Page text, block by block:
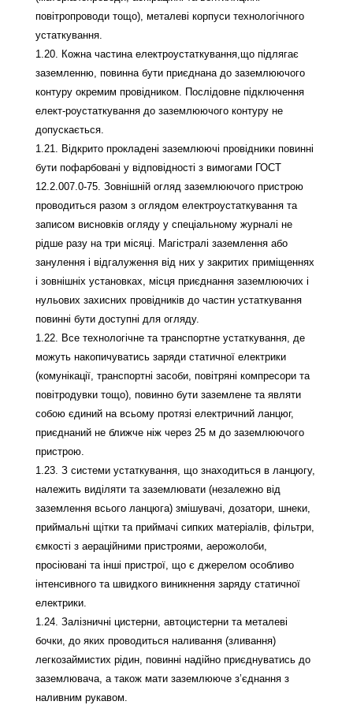
повітропроводи тощо), металеві корпуси технологічного
устаткування.
1.20. Кожна частина електроустаткування,що підлягає
заземленню, повинна бути приєднана до заземлюючого
контуру окремим провідником. Послідовне підключення
елект-роустаткування до заземлюючого контуру не
допускається.
1.21. Відкрито прокладені заземлюючі провідники повинні
бути пофарбовані у відповідності з вимогами ГОСТ
12.2.007.0-75. Зовнішній огляд заземлюючого пристрою
проводиться разом з оглядом електроустаткування та
записом висновків огляду у спеціальному журналі не
рідше разу на три місяці. Магістралі заземлення або
занулення і відгалуження від них у закритих приміщеннях
і зовнішніх установках, місця приєднання заземлюючих і
нульових захисних провідників до частин устаткування
повинні бути доступні для огляду.
1.22. Все технологічне та транспортне устаткування, де
можуть накопичуватись заряди статичної електрики
(комунікації, транспортні засоби, повітряні компресори та
повітродувки тощо), повинно бути заземлене та являти
собою єдиний на всьому протязі електричний ланцюг,
приєднаний не ближче ніж через 25 м до заземлюючого
пристрою.
1.23. З системи устаткування, що знаходиться в ланцюгу,
належить виділяти та заземлювати (незалежно від
заземлення всього ланцюга) змішувачі, дозатори, шнеки,
приймальні щітки та приймачі сипких матеріалів, фільтри,
ємкості з аераційними пристроями, аерожолоби,
просіювані та інші пристрої, що є джерелом особливо
інтенсивного та швидкого виникнення заряду статичної
електрики.
1.24. Залізничні цистерни, автоцистерни та металеві
бочки, до яких проводиться наливання (зливання)
легкозаймистих рідин, повинні надійно приєднуватись до
заземлювача, а також мати заземлююче з’єднання з
наливним рукавом.